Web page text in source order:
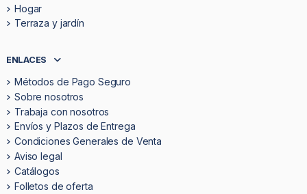
Hogar
Terraza y jardín
ENLACES
Métodos de Pago Seguro
Sobre nosotros
Trabaja con nosotros
Envíos y Plazos de Entrega
Condiciones Generales de Venta
Aviso legal
Catálogos
Folletos de oferta